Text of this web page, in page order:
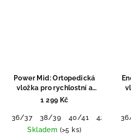
Power Mid: Ortopedická
vložka pro rychlostní a
silové sporty
1 299 Kč
36/37 38/39 40/41 42/43
Skladem (>5 ks)